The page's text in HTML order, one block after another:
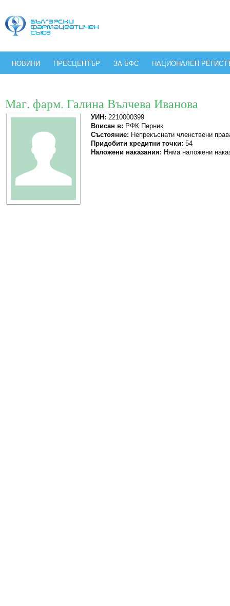
НОВИНИ ПРЕСЦЕНТЪР ЗА БФС НАЦИОНАЛЕН
Маг. фарм. Галина Вълчева Иванова
УИН: 2210000399
Вписан в: РФК Перник
Състояние: Непрекъснати членствени
Придобити кредитни точки: 54
Наложени наказания: Няма наложени